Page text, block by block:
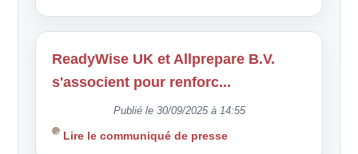
ReadyWise UK et Allprepare B.V.
s'associent pour renforc...
Publié le 30/09/2025 à 14:55
Lire le communiqué de presse